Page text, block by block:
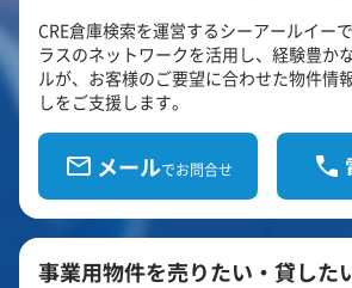
CRE倉庫検索を運営するシーアールイー
ラスのネットワークを活用し、経験豊か
ルが、お客様のご要望に合わせた物件情
しをご支援します。
メールでお問合せ
事業用物件を売りたい・貸した